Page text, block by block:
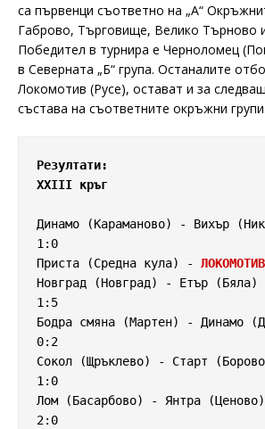
са първенци съответно на „А“
Габрово, Търговище, Велико Търново
Победител в турнира е Черноломец
в Северната „Б“ група. Останалите
Локомотив (Русе), остават и за
състава на съответните окръжни групи.
Резултати:
XXIII кръг
Динамо (Караманово) - Вихър
1:0
Приста (Средна кула) -
Новград (Новград) - Етър (Бяла)
1:5
Бодра смяна (Мартен) - Динамо
0:2
Сокол (Щръклево) - Старт
1:0
Лом (Басарбово) - Янтра (Ценово)
2:0